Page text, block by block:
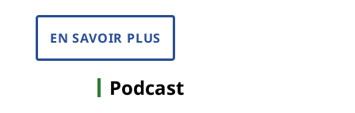
EN SAVOIR PLUS
Podcast